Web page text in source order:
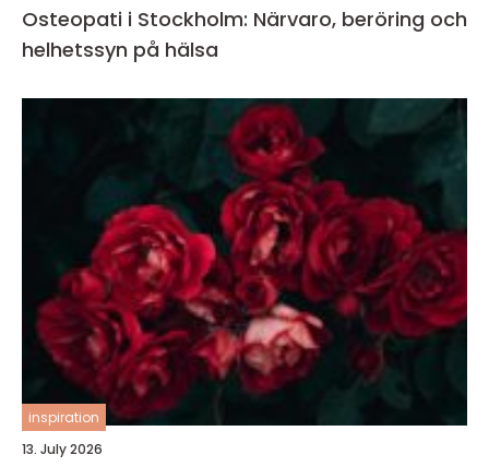
Osteopati i Stockholm: Närvaro, beröring och
helhetssyn på hälsa
inspiration
13. July 2026